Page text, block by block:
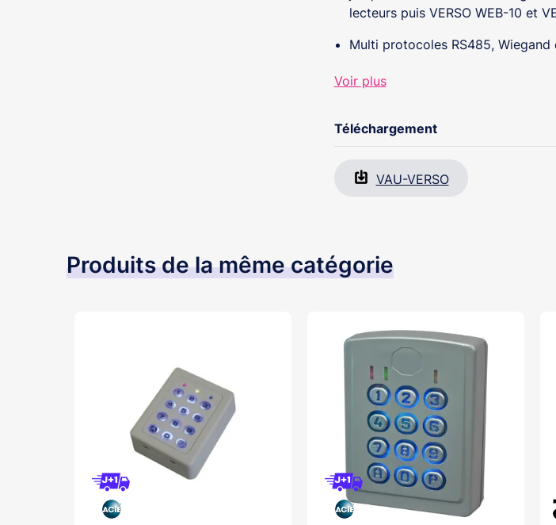
lecteurs puis VERSO WEB-10 et
Multi protocoles RS485, Wiegand
50000 utilisateurs, 15000
modules d’extension V-EXT4 + et
Tension alimentation 12 VDC
Voir plus
Téléchargement
VAU-VERSO
Produits de la même catégorie